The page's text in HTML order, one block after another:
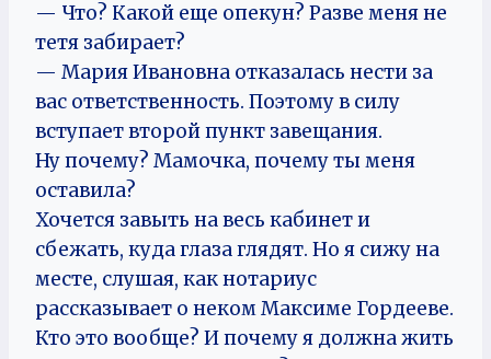
— Что? Какой еще опекун? Разве меня не
тетя забирает?
— Мария Ивановна отказалась нести за
вас ответственность. Поэтому в силу
вступает второй пункт завещания.
Ну почему? Мамочка, почему ты меня
оставила?
Хочется завыть на весь кабинет и
сбежать, куда глаза глядят. Но я сижу на
месте, слушая, как нотариус
рассказывает о неком Максиме Гордееве.
Кто это вообще? И почему я должна жить